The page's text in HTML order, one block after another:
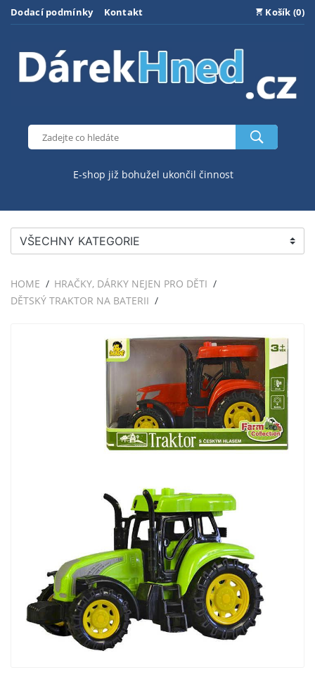
Dodací podmínky Kontakt Košík (0)
E-shop již bohužel ukončil činnost
VŠECHNY KATEGORIE
HOME
HRAČKY, DÁRKY NEJEN PRO DĚTI
DĚTSKÝ TRAKTOR NA BATERII